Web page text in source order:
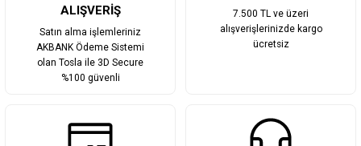
ALIŞVERİŞ
Satın alma işlemleriniz
AKBANK Ödeme Sistemi
olan Tosla ile 3D Secure
%100 güvenli
7.500 TL ve üzeri
alışverişlerinizde kargo
ücretsiz